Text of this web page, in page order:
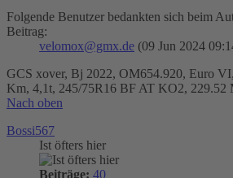
Folgende Benutzer bedankten sich beim
Beitrag:
velomox@gmx.de (09 Jun 2024
GCS xover, Bj 2022, OM654.920, Euro
Km, 4,1t, 245/75R16 BF AT KO2, 229.52
Nach oben
Bossi567
Ist öfters hier
Beiträge: 40